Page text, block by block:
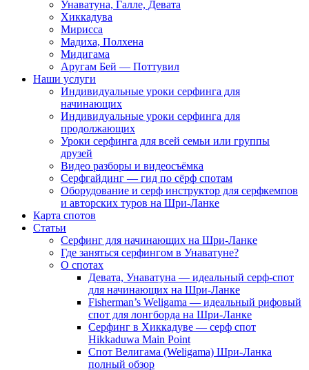
Унаватуна, Галле, Девата
Хиккадува
Мирисса
Мадиха, Полхена
Мидигама
Аругам Бей — Поттувил
Наши услуги
Индивидуальные уроки серфинга для
начинающих
Индивидуальные уроки серфинга для
продолжающих
Уроки серфинга для всей семьи или группы
друзей
Видео разборы и видеосъёмка
Серфгайдинг — гид по сёрф спотам
Оборудование и серф инструктор для серфкемпов
и авторских туров на Шри-Ланке
Карта спотов
Статьи
Серфинг для начинающих на Шри-Ланке
Где заняться серфингом в Унаватуне?
О спотах
Девата, Унаватуна — идеальный серф-спот
для начинающих на Шри-Ланке
Fisherman’s Weligama — идеальный рифовый
спот для лонгборда на Шри-Ланке
Серфинг в Хиккадуве — серф спот
Hikkaduwa Main Point
Спот Велигама (Weligama) Шри-Ланка
полный обзор